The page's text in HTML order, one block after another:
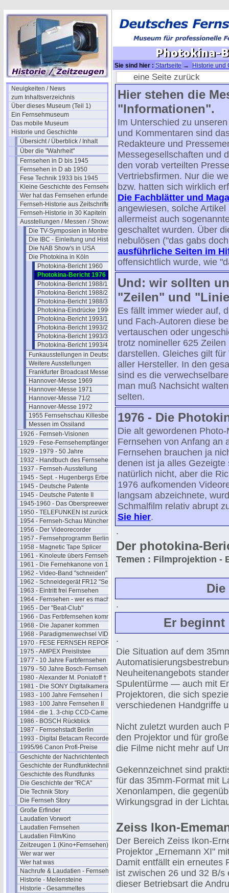
Neuigkeiten / News
zum Inhaltsverzeichnis
Über dieses Museum (Teil 1)
Ein Fernsehmuseum
Das mobile Museum
Historie und Geschichte
Übersicht / Überblick / Inhalt
Über die "Wahrheit"
Fernsehen in D bis 1945
Fernsehen in D ab 1950
Fese Technik 1933 bis 1945
Kleine Geschichte des Fernsehens
Wer hat das Fernsehen erfunden?
Fernseh-Historie aus Zeitschriften
Fernseh-Historie in 30 Kapiteln
Ausstellungen / Messen / Shows
Die TV-Symposien in Montreux
Die IBC - Einleitung und Historie
Die NAB Show's in USA
Die Photokina in Köln
Photokina-Bericht 1960
Photokina-Bericht 1976
Photokina-Bericht 1988/1
Photokina-Bericht 1988/2
Photokina-Bericht 1988/3
Photokina-Eindrücke 1990
Photokina-Bericht 1993/1
Photokina-Bericht 1993/2
Photokina-Bericht 1993/3
Photokina-Bericht 1993/4
Funkausstellungen in Deutschland
Weitere Ausstellungen
Frankfurter Broadcast Messen
Hannover-Messe 1969
Hannover-Messe 1971
Hannover-Messe 71/2
Hannover-Messe 1972
1955 Fernsehschau Killesberg
Messen im Ossiland
1926 - Fernseh-Visionen
1929 - Fese-Fernsehempfänger
1929 - 1979 - 50 Jahre
1932 - Handbuch des Fernsehens
1937 - Fernseh-Ausstellung
1945 - Sept. - Hugenbergs Erbe
1945 - Deutsche Patente
1945 - Deutsche Patente II
1945-1960 - Das Oberspreewerk
1950 - TELEFUNKEN ist zurück
1954 - Fernseh-Schau München
1956 - Der Videorecorder
1957 - Fernsehprogramm Berlin
1958 - Magnetic Tape Splicer
1961 - Kinoleute übers Fernsehen
1961 - Die Fernehkanone von 1936
1962 - Video-Band "schneiden"
1962 - Schneidegerät FR12 "Senior"
1963 - Eintritt frei Fernsehen
1964 - Fernsehen - wer es macht
1965 - Der "Beat-Club"
1966 - Das Ferbfernsehen kommt
1968 - Die Japaner kommen
1968 - Paradigmenwechsel VIDEO
1970 - FESE FERNSEH REPORT
1975 - AMPEX Preislistee
1977 - 10 Jahre Farbfernsehen
1979 - 50 Jahre Bosch-Fernseh
1980 - Alexander M. Poniatoff †
1981 - Die SONY Digitalkamera
1983 - 100 Jahre Fernsehen I
1983 - 100 Jahre Fernsehen II
1984 - die 1. 3-chip CCD-Camera
1986 - BOSCH Rückblick
1987 - Fernsehstadt Berlin
1993 - Digital Betacam Recorder
1995/96 Canon Profi-Preise
Geschichte der Nachrichtentechnik
Geschichte der Rundfunktechnik
Geschichte des Rundfunks
Die Geschichte der "RCA"
Die Technik Story
Die Fernseh Story
Große Erfinder
Laudatien Vorwort
Laudatien Fernsehen
Laudatien Film/Kino
Zeitzeugen 1 (Kino+Fernsehen)
Wer war wer
Wer hat was
Nachrufe & Laudatien - Fernsehen
Historie - Meilensteine
Historie - Gesammeltes
Sie sind hier : Startseite →
Historie und
in Köln→ Photokina-Bericht 1976
eine Seite zurück
Hier stehen die
"Informationen".
Im Unterschied zu
und Kommentaren sind
Redakteure und
Messegesellschaften und
den vorab verteilten
Vertriebsfirmen. Nur die
bzw. hatten sich wirklich
Die Fachblätter und
angewiesen, solche
allermeist auch
geschaltet wurden. Über
nebulösen ("das gabs
ausführliche Seiten im
offensichtlich wurde, wie
Und: wir sollten
"Zeilen" und
Es fällt immer wieder auf,
und Fach-Autoren diese
vertauschen oder
trotz nomineller 625
darstellen. Gleiches gilt
aller Hersteller. In den
sind es die
man muß Nachsicht
selten.
1976 - Die
Die alt gewordenen
Fernsehen von Anfang an
Fernsehen brauchen ja
denen ist ja alles
natürlich nicht, aber die
1976 aufkomenden
langsam abzeichnete,
Schmalfilm relativ abrupt
Sie hier.
.
Der photokina-
Temen : Filmprojektion -
.
Er beginnt
.
Die Situation auf dem
Neuheitenangebots
Spulentürme — auch mit
Projektoren, die sich
verschiedenen Handgriffe
Nicht zuletzt wurden auch
den Projektor und für
die Filme nicht mehr auf
Gekennzeichnet sind
für das 35mm-Format mit
Xenonlampen, die
Wirkungsgrad in der
Zeiss Ikon-
Der Bereich Zeiss Ikon-
Projektor „Ernemann XI"
Damit entfällt ein erneutes
ist zwischen 26 und 32 B/
dieser Betriebsart die